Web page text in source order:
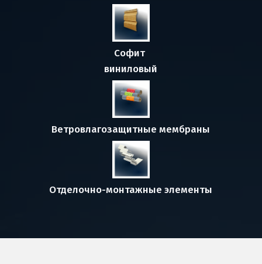
Софит
виниловый
Ветровлагозащитные мембраны
Отделочно-монтажные элементы